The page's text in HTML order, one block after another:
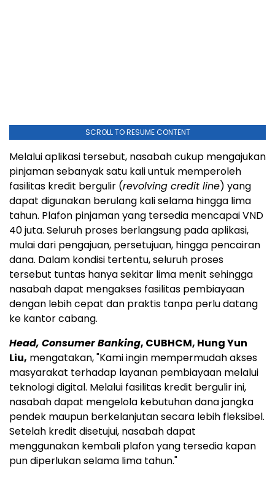
SCROLL TO RESUME CONTENT
Melalui aplikasi tersebut, nasabah cukup mengajukan
pinjaman sebanyak satu kali untuk memperoleh
fasilitas kredit bergulir (revolving credit line) yang
dapat digunakan berulang kali selama hingga lima
tahun. Plafon pinjaman yang tersedia mencapai VND
40 juta. Seluruh proses berlangsung pada aplikasi,
mulai dari pengajuan, persetujuan, hingga pencairan
dana. Dalam kondisi tertentu, seluruh proses
tersebut tuntas hanya sekitar lima menit sehingga
nasabah dapat mengakses fasilitas pembiayaan
dengan lebih cepat dan praktis tanpa perlu datang
ke kantor cabang.
Head, Consumer Banking, CUBHCM, Hung Yun
Liu, mengatakan, "Kami ingin mempermudah akses
masyarakat terhadap layanan pembiayaan melalui
teknologi digital. Melalui fasilitas kredit bergulir ini,
nasabah dapat mengelola kebutuhan dana jangka
pendek maupun berkelanjutan secara lebih fleksibel.
Setelah kredit disetujui, nasabah dapat
menggunakan kembali plafon yang tersedia kapan
pun diperlukan selama lima tahun."